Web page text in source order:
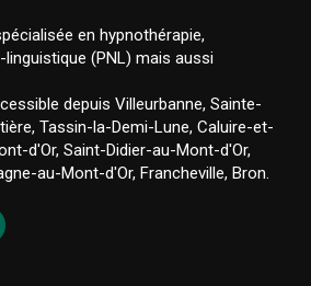
en hypnothérapie,
(PNL) mais aussi
depuis Villeurbanne, Sainte-
Tassin-la-Demi-Lune, Caluire-et-
d'Or, Saint-Didier-au-Mont-d'Or,
au-Mont-d'Or, Francheville, Bron.